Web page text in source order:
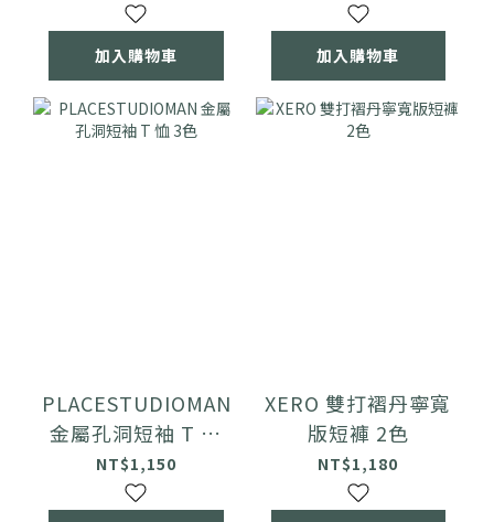
加入購物車 加入購物車
PLACESTUDIOMAN
金屬孔洞短袖 T 恤
3色
NT$1,150
XERO 雙打褶丹寧寬
版短褲 2色
NT$1,180